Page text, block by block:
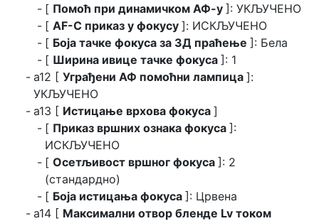
[ Помоћ при динамичком АФ-у ]: УКЉУЧЕНО
[ AF-C приказ у фокусу ]: ИСКЉУЧЕНО
[ Боја тачке фокуса за 3Д праћење ]: Бела
[ Ширина ивице тачке фокуса ]: 1
a12 [ Уграђени АФ помоћни лампица ]:
УКЉУЧЕНО
a13 [ Истицање врхова фокуса ]
[ Приказ вршних ознака фокуса ]:
ИСКЉУЧЕНО
[ Осетљивост вршног фокуса ]: 2
(стандардно)
[ Боја истицања фокуса ]: Црвена
a14 [ Максимални отвор бленде Lv током